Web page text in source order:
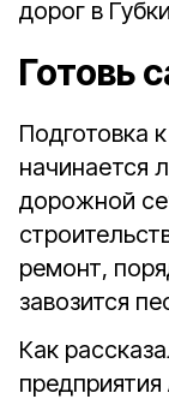
дорог в
Готовь
Подготовка
начинается
дорожной
ремонт,
завозится
Как
предприятия